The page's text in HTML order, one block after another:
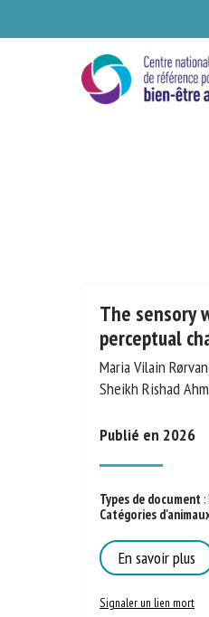
The sensory
perceptual
Maria Vilain
Cushon, Sheikh
Publié en 2026
Types de document :
Catégories
En savoir plus
Signaler un lien mort